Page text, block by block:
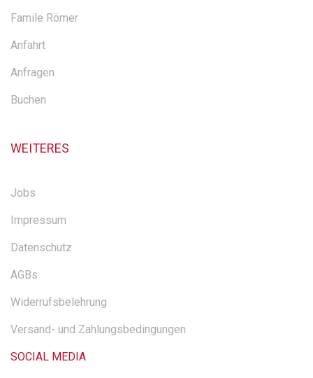
Famile Römer
Anfahrt
Anfragen
Buchen
WEITERES
Jobs
Impressum
Datenschutz
AGBs
Widerrufsbelehrung
Versand- und Zahlungsbedingungen
SOCIAL MEDIA